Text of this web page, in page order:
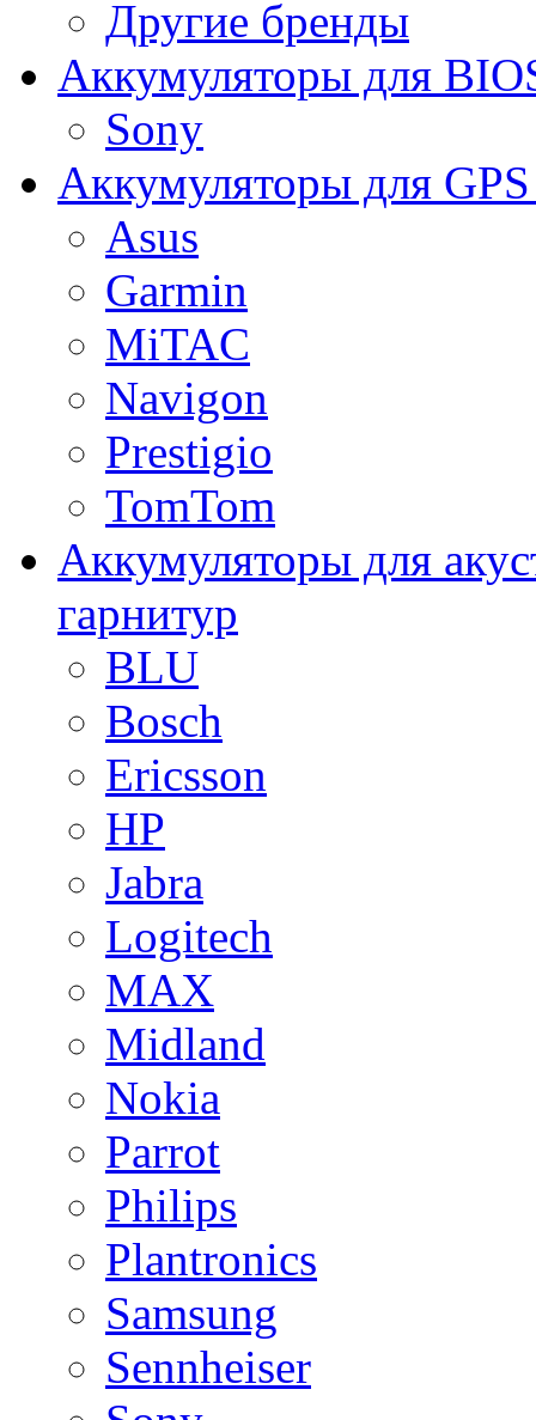
Другие бренды
Аккумуляторы для
Sony
Аккумуляторы для GPS
Asus
Garmin
MiTAC
Navigon
Prestigio
TomTom
Аккумуляторы для
гарнитур
BLU
Bosch
Ericsson
HP
Jabra
Logitech
MAX
Midland
Nokia
Parrot
Philips
Plantronics
Samsung
Sennheiser